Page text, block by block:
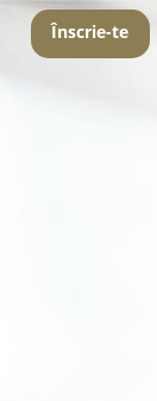
Înscrie-te